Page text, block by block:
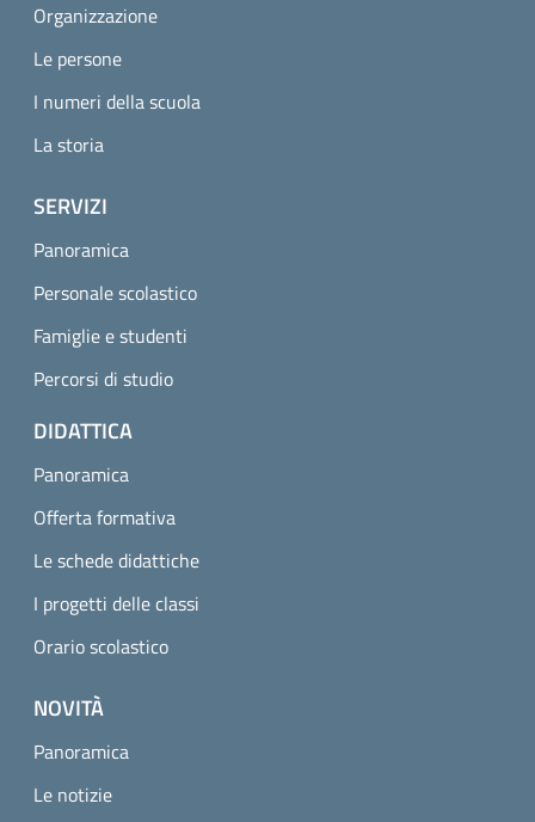
Organizzazione
Le persone
I numeri della scuola
La storia
SERVIZI
Panoramica
Personale scolastico
Famiglie e studenti
Percorsi di studio
DIDATTICA
Panoramica
Offerta formativa
Le schede didattiche
I progetti delle classi
Orario scolastico
NOVITÀ
Panoramica
Le notizie